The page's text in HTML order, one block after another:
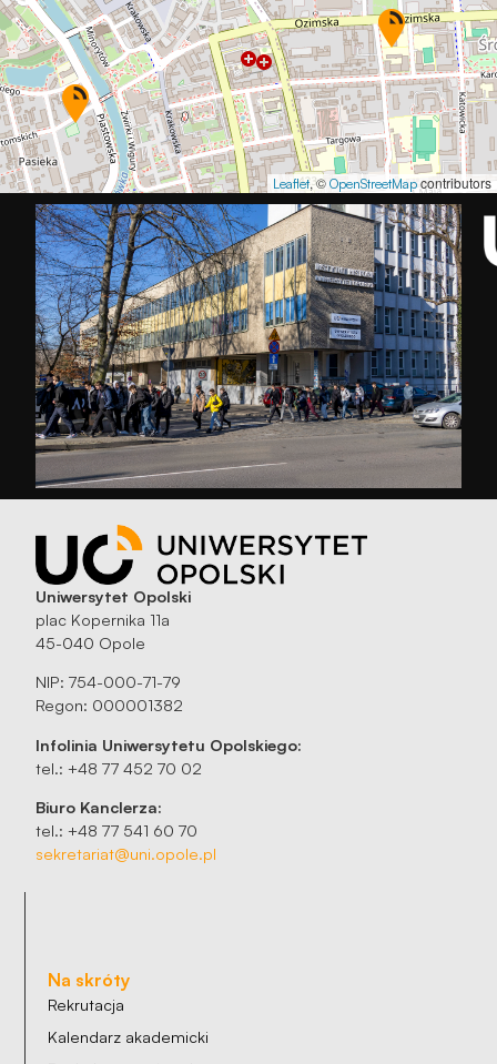
Leaflet, © OpenStreetMap contributors
Uniwersytet Opolski
plac Kopernika 11a
45-040 Opole
NIP: 754-000-71-79
Regon: 000001382
Infolinia Uniwersytetu Opolskiego:
tel.: +48 77 452 70 02
Biuro Kanclerza:
tel.: +48 77 541 60 70
sekretariat@uni.opole.pl
Na skróty
Rekrutacja
Kalendarz akademicki